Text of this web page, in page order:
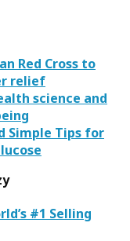
Red Cross to
relief
science and
Simple Tips for
#1 Selling